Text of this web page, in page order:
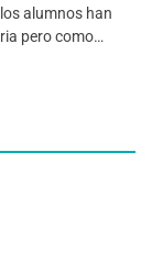
alumnos han
pero como…